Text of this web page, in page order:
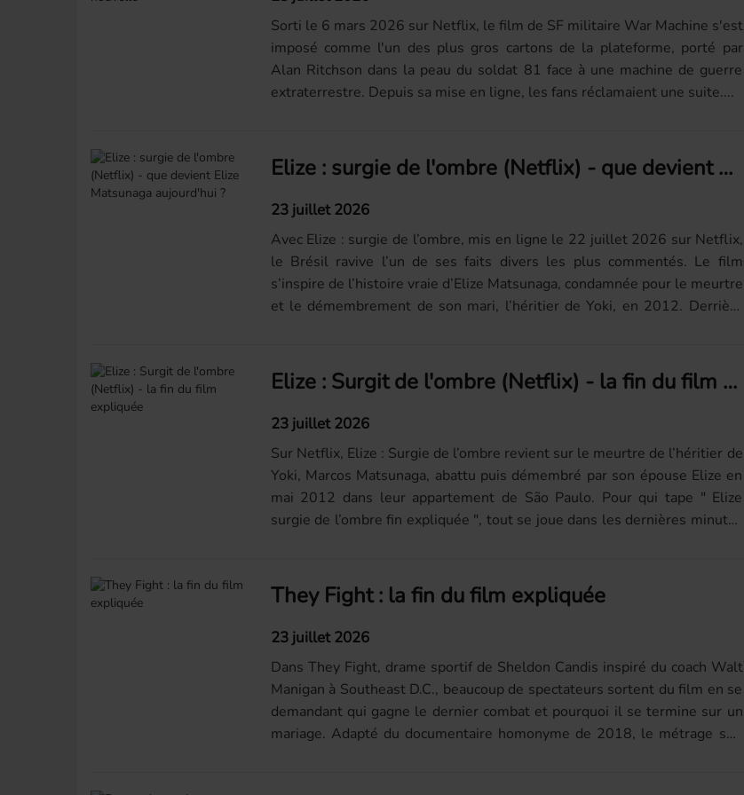
Sorti le 6 mars 2026 sur Netflix, le film de SF militaire War Machine s'est
imposé comme l'un des plus gros cartons de la plateforme, porté par
Alan Ritchson dans la peau du soldat 81 face à une machine de guerre
extraterrestre. Depuis sa mise en ligne, les fans réclamaient une suite....
Elize : surgie de l'ombre (Netflix) - que devient Elize Matsunaga aujourd'hui ?
23 juillet 2026
Avec Elize : surgie de l’ombre, mis en ligne le 22 juillet 2026 sur Netflix,
le Brésil ravive l’un de ses faits divers les plus commentés. Le film
s’inspire de l’histoire vraie d’Elize Matsunaga, condamnée pour le meurtre
et le démembrement de son mari, l’héritier de Yoki, en 2012. Derrière
Elize : Surgit de l'ombre (Netflix) - la fin du film expliquée
23 juillet 2026
Sur Netflix, Elize : Surgie de l’ombre revient sur le meurtre de l’héritier de
Yoki, Marcos Matsunaga, abattu puis démembré par son épouse Elize en
mai 2012 dans leur appartement de São Paulo. Pour qui tape " Elize
surgie de l’ombre fin expliquée ", tout se joue dans les dernières minutes
They Fight : la fin du film expliquée
23 juillet 2026
Dans They Fight, drame sportif de Sheldon Candis inspiré du coach Walt
Manigan à Southeast D.C., beaucoup de spectateurs sortent du film en se
demandant qui gagne le dernier combat et pourquoi il se termine sur un
mariage. Adapté du documentaire homonyme de 2018, le métrage suit